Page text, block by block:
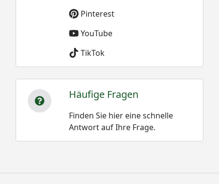
Pinterest
YouTube
TikTok
Häufige Fragen
Finden Sie hier eine schnelle
Antwort auf Ihre Frage.